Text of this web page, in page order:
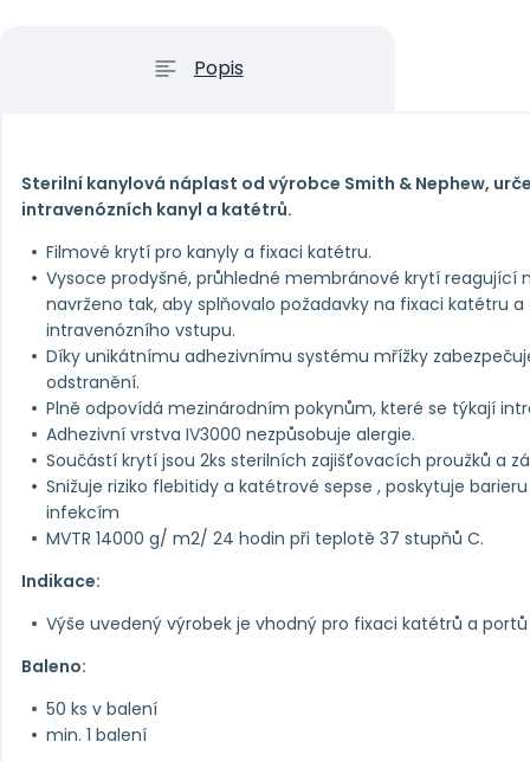
Popis
Sterilní kanylová náplast od výrobce Smith & Nephew,
intravenózních kanyl a katétrů.
Filmové krytí pro kanyly a fixaci katétru.
Vysoce prodyšné, průhledné membránové krytí reagující
navrženo tak, aby splňovalo požadavky na fixaci katétru
intravenózního vstupu.
Díky unikátnímu adhezivnímu systému mřížky
odstranění.
Plně odpovídá mezinárodním pokynům, které se týkají
Adhezivní vrstva IV3000 nezpůsobuje alergie.
Součástí krytí jsou 2ks sterilních zajišťovacích proužků a
Snižuje riziko flebitidy a katétrové sepse , poskytuje
infekcím
MVTR 14000 g/ m2/ 24 hodin při teplotě 37 stupňů C.
Indikace:
Výše uvedený výrobek je vhodný pro fixaci katétrů a
Baleno:
50 ks v balení
min. 1 balení